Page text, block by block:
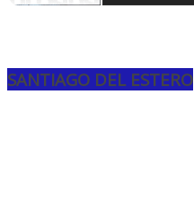
SANTIAGO DEL ESTERO